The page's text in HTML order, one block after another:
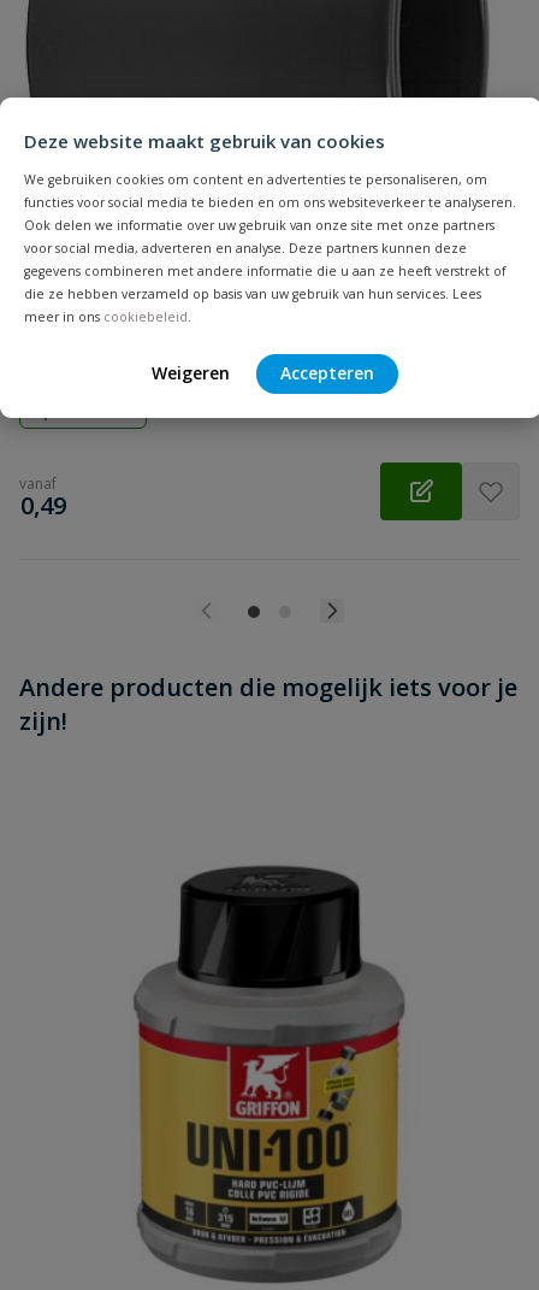
Deze website maakt gebruik van cookies
We gebruiken cookies om content en advertenties te personaliseren, om
functies voor social media te bieden en om ons websiteverkeer te analyseren.
Ook delen we informatie over uw gebruik van onze site met onze partners
voor social media, adverteren en analyse. Deze partners kunnen deze
gegevens combineren met andere informatie die u aan ze heeft verstrekt of
die ze hebben verzameld op basis van uw gebruik van hun services. Lees
meer in ons cookiebeleid.
Weigeren Accepteren
Beoordeling
VDL Sok
PVC sok, 10mm tm 315mm, Pn 10 en PN 16
vanaf
€
0,49
Andere producten die mogelijk iets voor je
zijn!